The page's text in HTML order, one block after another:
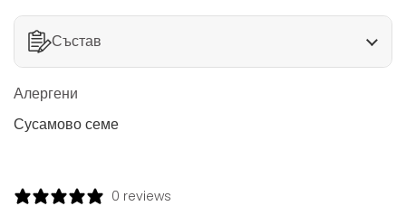
Състав
Алергени
Сусамово семе
0 reviews